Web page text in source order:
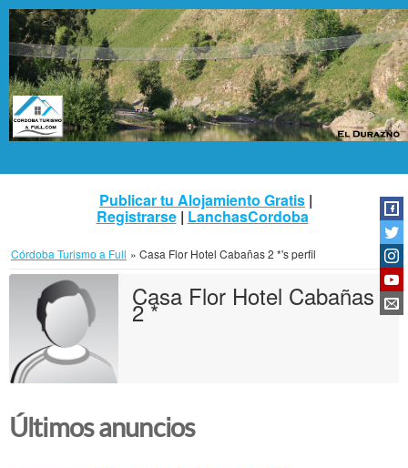
Publicar tu Alojamiento Gratis |
Registrarse| LanchasCordoba
Córdoba Turismo a Full » Casa Flor Hotel Cabañas 2 *'s perfil
Casa Flor Hotel Cabañas
2 *
Últimos anuncios